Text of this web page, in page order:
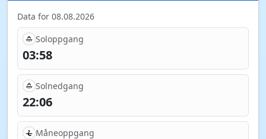
Data for 08.08.2026
Soloppgang
03:58
Solnedgang
22:06
Måneoppgang